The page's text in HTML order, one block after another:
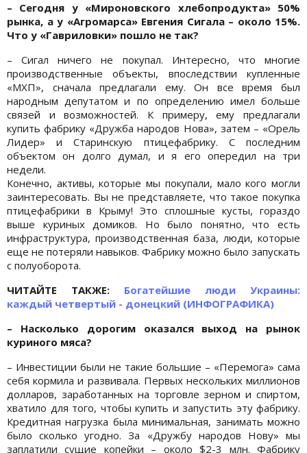
– Сегодня у «Мироновского хлебопродукта» 50%
рынка, а у «Агромарса» Евгения Сигала – около 15%.
Что у «Гавриловки» пошло не так?
– Сигал ничего не покупал. Интересно, что многие
производственные объекты, впоследствии купленные
«МХП», сначала предлагали ему. Он все время был
народным депутатом и по определению имел больше
связей и возможностей. К примеру, ему предлагали
купить фабрику «Дружба народов Нова», затем – «Орель
Лидер» и Старинскую птицефабрику. С последним
объектом он долго думал, и я его опередил на три
недели.
Конечно, активы, которые мы покупали, мало кого могли
заинтересовать. Вы не представляете, что такое покупка
птицефабрики в Крыму! Это сплошные кусты, гораздо
выше куриных домиков. Но было понятно, что есть
инфраструктура, производственная база, люди, которые
еще не потеряли навыков. Фабрику можно было запускать
с полуоборота.
ЧИТАЙТЕ ТАКЖЕ: Богатейшие люди Украины:
каждый четвертый - донецкий (ИНФОГРАФИКА)
– Насколько дорогим оказался выход на рынок
куриного мяса?
– Инвестиции были не такие большие – «Перемога» сама
себя кормила и развивала. Первых нескольких миллионов
долларов, заработанных на торговле зерном и спиртом,
хватило для того, чтобы купить и запустить эту фабрику.
Кредитная нагрузка была минимальная, занимать можно
было сколько угодно. За «Дружбу народов Нову» мы
заплатили сущие копейки – около $2-3 млн. Фабрику